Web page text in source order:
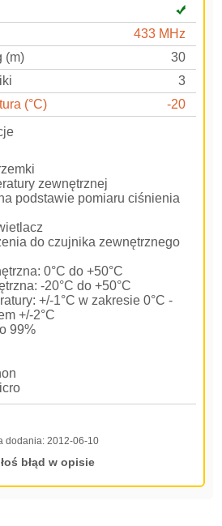
433 MHz
(m)
30
3
(°C)
-20
zewnętrznej
podstawie pomiaru ciśnienia
do czujnika zewnętrznego
0°C do +50°C
-20°C do +50°C
+/-1°C w zakresie 0°C -
+/-2°C
99%
dodania: 2012-06-10
błąd w opisie